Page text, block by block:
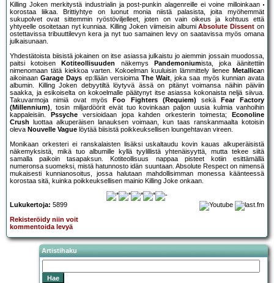
Killing Joken merkitystä industrialin ja post-punkin alagenreille ei voine milloinkaan
korostaa liikaa. Brittiyhtye on luonut monia niistä palasista, joita myöhemmät
sukupolvet ovat sittemmin ryöstöviljelleet, joten on vain oikeus ja kohtuus että
yhtyeelle osoitetaan nyt kunniaa. Killing Joken viimeisin albumiAbsolute Dissent on
ostettavissa tribuuttilevyn kera ja nyt tuo samainen levy on saatavissa myös omana
julkaisunaan.
Yhdestätoista biisistä jokainen on itse asiassa julkaistu jo aiemmin jossain muodossa,
paitsi kotoisen
Kotiteollisuuden näkemys Pandemoniumista, joka äänitettiin
nimenomaan tätä kiekkoa varten. Kokoelman kuuluisin lämmittely lienee Metallican
aikoinaanGarage Days ep:llään versioima The Wait, joka saa myös kunnian avata
albumin. Killing Joken debyytiltä löytyvä ässä on pitänyt voimansa näihin päiviin
saakka, ja esikoiselta on kokoelmalle päätynyt itse asiassa kokonaista neljä siivua.
Takuvarmoja nimiä ovat myös
Foo Fighters (Requiem) sekä
Fear Factory
(Millennium), tosin miljardöörit eivät tuo kovinkaan paljon uusia kulmia vanhoihin
kappaleisiin.
Pssycheversioidaan jopa kahden orkesterin toimesta;
Econoline
Crush luottaa alkuperäisen lanauksen voimaan, kun taas ranskanmaalta kotoisin
oleva Nouvelle Vague löytää biisistä poikkeuksellisen loungehtavan vireen.
Monikaan orkesteri ei ranskalaisten lisäksi uskaltaudu kovin kauas alkuperäisistä
näkemyksistä, mikä tuo albumille kyllä tyylillistä yhtenäisyyttä, mutta tekee siitä
samalla paikoin tasapaksun. Kotiteollisuus nappaa pisteet kotiin esittämällä
numeronsa suomeksi, mistä hatunnosto idän suuntaan. Absolute Respect on nimensä
mukaisesti kunnianosoitus, jossa halutaan mahdollisimman monessa käänteessä
korostaa sitä, kuinka poikkeuksellisen mainio Killing Joke onkaan.
Lukukertoja: 5899
Rekisteröidy niin voit
kommentoida levyä
Artistihaku